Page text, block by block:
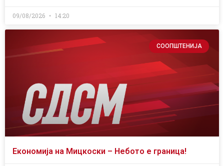
09/08/2026 14:20
СООПШТЕНИЈА
Економија на Мицкоски – Небото е граница!